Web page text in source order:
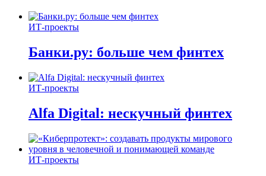
ИТ-проекты
Банки.ру: больше чем финтех
ИТ-проекты
Alfa Digital: нескучный финтех
ИТ-проекты